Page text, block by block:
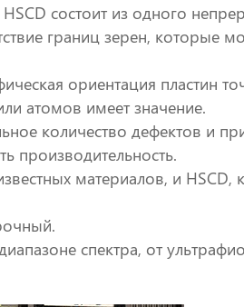
состоит из одного
границ зерен, которые
ориентация пластин
атомов имеет значение.
количество дефектов и
производительность.
материалов, и HSCD,
спектра, от